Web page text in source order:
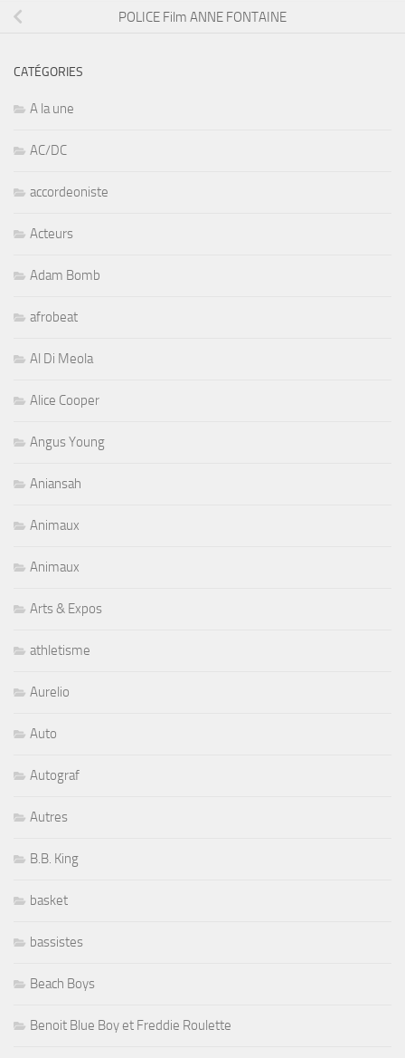
POLICE Film ANNE FONTAINE
CATÉGORIES
A la une
AC/DC
accordeoniste
Acteurs
Adam Bomb
afrobeat
Al Di Meola
Alice Cooper
Angus Young
Aniansah
Animaux
Animaux
Arts & Expos
athletisme
Aurelio
Auto
Autograf
Autres
B.B. King
basket
bassistes
Beach Boys
Benoit Blue Boy et Freddie Roulette